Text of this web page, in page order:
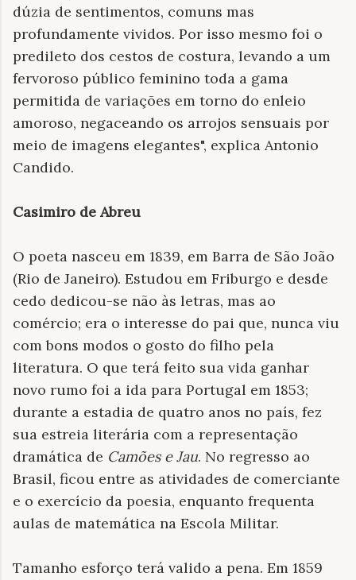
dúzia de sentimentos, comuns mas
profundamente vividos. Por isso mesmo foi o
predileto dos cestos de costura, levando a um
fervoroso público feminino toda a gama
permitida de variações em torno do enleio
amoroso, negaceando os arrojos sensuais por
meio de imagens elegantes", explica Antonio
Candido.
Casimiro de Abreu
O poeta nasceu em 1839, em Barra de São João
(Rio de Janeiro). Estudou em Friburgo e desde
cedo dedicou-se não às letras, mas ao
comércio; era o interesse do pai que, nunca viu
com bons modos o gosto do filho pela
literatura. O que terá feito sua vida ganhar
novo rumo foi a ida para Portugal em 1853;
durante a estadia de quatro anos no país, fez
sua estreia literária com a representação
dramática de Camões e Jau. No regresso ao
Brasil, ficou entre as atividades de comerciante
e o exercício da poesia, enquanto frequenta
aulas de matemática na Escola Militar.
Tamanho esforço terá valido a pena. Em 1859